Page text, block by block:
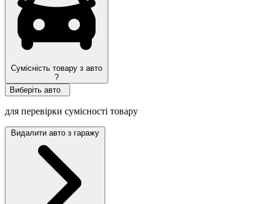
Сумісність товару з авто
?
Виберіть авто
для перевірки сумісності товару
Видалити авто з гаражу